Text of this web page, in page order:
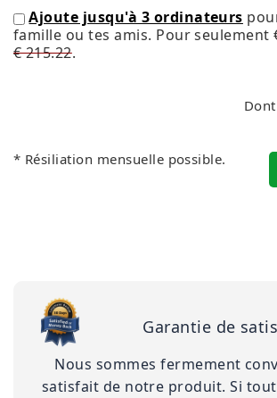
Ajoute jusqu'à 3 ordinateurs
famille ou tes amis. Pour seulement
€ 215.22.
* Résiliation mensuelle possible.
Garantie de
Nous sommes fermement
satisfait de notre produit. Si